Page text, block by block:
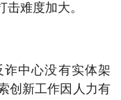
难度加大。
中心没有实体架
创新工作因人力有